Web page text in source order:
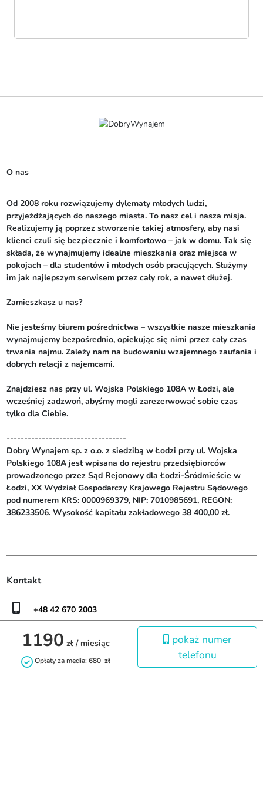
1190 zł / miesiąc
Opłaty za media: 680 zł
pokaż numer
telefonu
O nas
Od 2008 roku rozwiązujemy dylematy młodych ludzi,
przyjeżdżających do naszego miasta. To nasz cel i nasza misja.
Realizujemy ją poprzez stworzenie takiej atmosfery, aby nasi
klienci czuli się bezpiecznie i komfortowo – jak w domu. Tak się
składa, że wynajmujemy idealne mieszkania oraz miejsca w
pokojach – dla studentów i młodych osób pracujących. Służymy
im jak najlepszym serwisem przez cały rok, a nawet dłużej.
Zamieszkasz u nas?
Nie jesteśmy biurem pośrednictwa – wszystkie nasze mieszkania
wynajmujemy bezpośrednio, opiekując się nimi przez cały czas
trwania najmu. Zależy nam na budowaniu wzajemnego zaufania i
dobrych relacji z najemcami.
Znajdziesz nas przy ul. Wojska Polskiego 108A w Łodzi, ale
wcześniej zadzwoń, abyśmy mogli zarezerwować sobie czas
tylko dla Ciebie.
----------------------------------
Dobry Wynajem sp. z o.o. z siedzibą w Łodzi przy ul. Wojska
Polskiego 108A jest wpisana do rejestru przedsiębiorców
prowadzonego przez Sąd Rejonowy dla Łodzi-Śródmieście w
Łodzi, XX Wydział Gospodarczy Krajowego Rejestru Sądowego
pod numerem KRS: 0000969379, NIP: 7010985691, REGON:
386233506. Wysokość kapitału zakładowego 38 400,00 zł.
Kontakt
+48 42 670 2003
kontakt@dobrywynajem.pl
dobrywynajem.flater.pl